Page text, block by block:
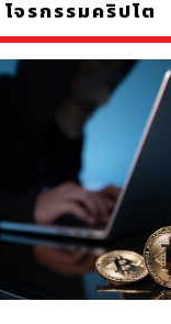
โจรกรรมคริปโต